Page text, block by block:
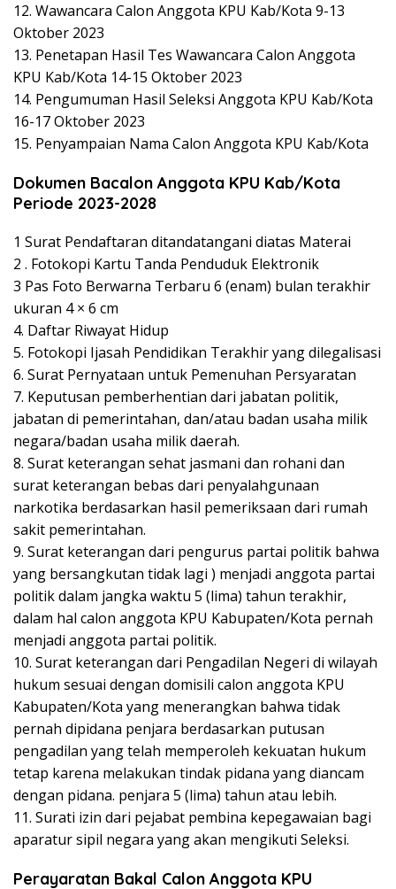
12. Wawancara Calon Anggota KPU Kab/Kota 9-13
Oktober 2023
13. Penetapan Hasil Tes Wawancara Calon Anggota
KPU Kab/Kota 14-15 Oktober 2023
14. Pengumuman Hasil Seleksi Anggota KPU Kab/Kota
16-17 Oktober 2023
15. Penyampaian Nama Calon Anggota KPU Kab/Kota
Dokumen Bacalon Anggota KPU Kab/Kota
Periode 2023-2028
1 Surat Pendaftaran ditandatangani diatas Materai
2 . Fotokopi Kartu Tanda Penduduk Elektronik
3 Pas Foto Berwarna Terbaru 6 (enam) bulan terakhir
ukuran 4 × 6 cm
4. Daftar Riwayat Hidup
5. Fotokopi Ijasah Pendidikan Terakhir yang dilegalisasi
6. Surat Pernyataan untuk Pemenuhan Persyaratan
7. Keputusan pemberhentian dari jabatan politik,
jabatan di pemerintahan, dan/atau badan usaha milik
negara/badan usaha milik daerah.
8. Surat keterangan sehat jasmani dan rohani dan
surat keterangan bebas dari penyalahgunaan
narkotika berdasarkan hasil pemeriksaan dari rumah
sakit pemerintahan.
9. Surat keterangan dari pengurus partai politik bahwa
yang bersangkutan tidak lagi ) menjadi anggota partai
politik dalam jangka waktu 5 (lima) tahun terakhir,
dalam hal calon anggota KPU Kabupaten/Kota pernah
menjadi anggota partai politik.
10. Surat keterangan dari Pengadilan Negeri di wilayah
hukum sesuai dengan domisili calon anggota KPU
Kabupaten/Kota yang menerangkan bahwa tidak
pernah dipidana penjara berdasarkan putusan
pengadilan yang telah memperoleh kekuatan hukum
tetap karena melakukan tindak pidana yang diancam
dengan pidana. penjara 5 (lima) tahun atau lebih.
11. Surati izin dari pejabat pembina kepegawaian bagi
aparatur sipil negara yang akan mengikuti Seleksi.
Perayaratan Bakal Calon Anggota KPU